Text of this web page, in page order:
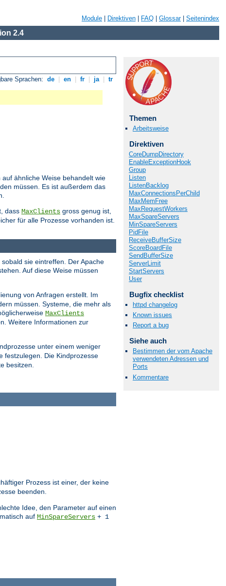
Module Direktiven FAQ Glossar| Seitenindex
2.4
Sprachen: de en fr ja tr
ähnliche Weise behandelt wie
müssen. Es ist außerdem das
dass MaxClients gross genug ist,
für alle Prozesse vorhanden ist.
Themen
Arbeitsweise
Direktiven
CoreDumpDirectory
EnableExceptionHook
Group
Listen
ListenBacklog
MaxConnectionsPerChild
MaxMemFree
MaxRequestWorkers
MaxSpareServers
MinSpareServers
PidFile
ReceiveBufferSize
ScoreBoardFile
SendBufferSize
ServerLimit
StartServers
User
Bugfix checklist
httpd changelog
Known issues
Report a bug
Siehe auch
Bestimmen der vom Apache
verwendeten Adressen und
Ports
Kommentare
sie eintreffen. Der Apache
Auf diese Weise müssen
von Anfragen erstellt. Im
müssen. Systeme, die mehr als
MaxClients
Weitere Informationen zur
unter einem weniger
festzulegen. Die Kindprozesse
besitzen.
Prozess ist einer, der keine
beenden.
Idee, den Parameter auf einen
auf MinSpareServers + 1